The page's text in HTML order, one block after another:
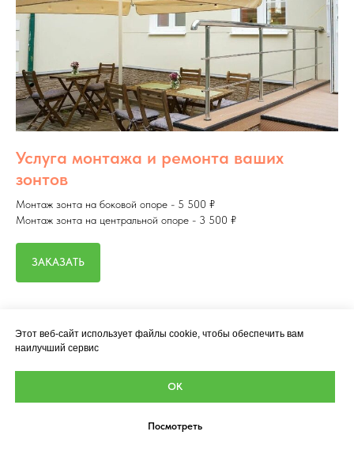
Услуга монтажа и ремонта ваших
зонтов
Монтаж зонта на боковой опоре - 5 500 ₽
Монтаж зонта на центральной опоре - 3 500 ₽
ЗАКАЗАТЬ
Этот веб-сайт использует файлы cookie, чтобы обеспечить вам
наилучший сервис
ОК
Посмотреть